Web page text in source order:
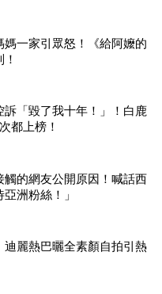
一家引眾怒！《給阿嬤的
「毀了我十年！」！白鹿
都上榜！
觸的網友公開原因！喊話西
洲粉絲！」
迪麗熱巴曬全素顏自拍引熱